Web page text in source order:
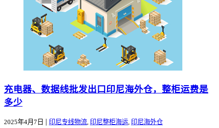
充电器、数据线批发出口印尼海外仓，整柜运费是
多少
2025年4月7日 | 印尼专线物流, 印尼整柜海运, 印尼海外仓